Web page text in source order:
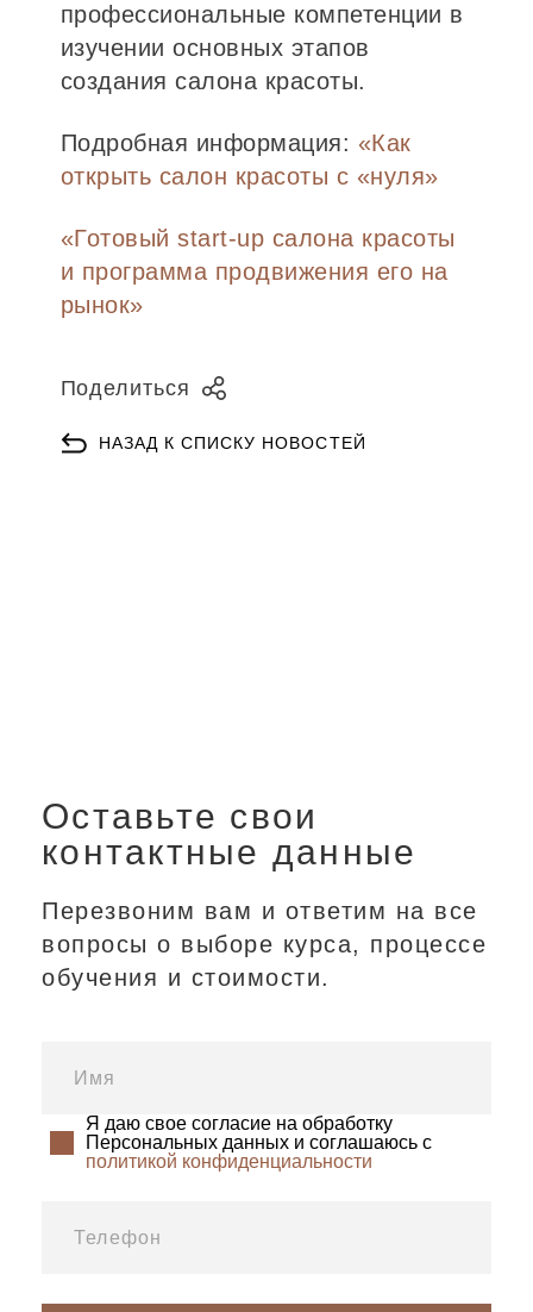
профессиональные компетенции в
изучении основных этапов
создания салона красоты.
Подробная информация: «Как
открыть салон красоты с «нуля»
«Готовый start-up салона красоты
и программа продвижения его на
рынок»
Поделиться
НАЗАД К СПИСКУ НОВОСТЕЙ
Оставьте свои
контактные данные
Перезвоним вам и ответим на все
вопросы о выборе курса, процессе
обучения и стоимости.
Я даю свое согласие на обработку
Персональных данных и соглашаюсь с
политикой конфиденциальности